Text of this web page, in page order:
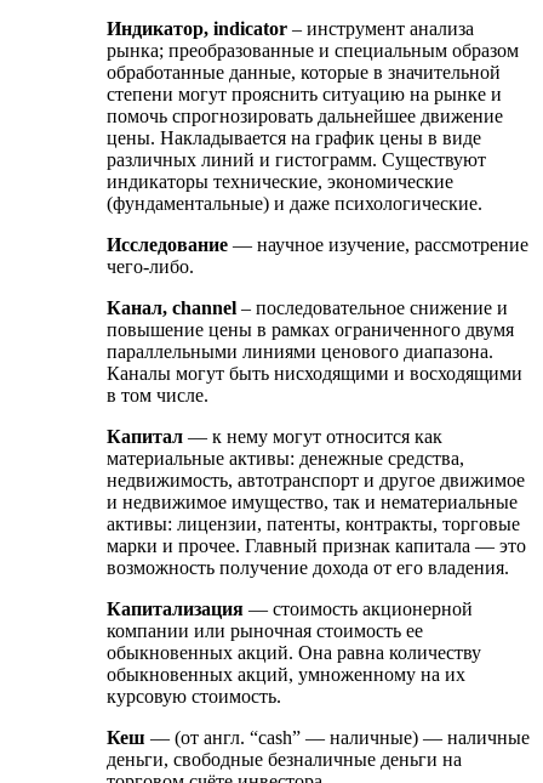
Индикатор, indicator – инструмент анализа
рынка; преобразованные и специальным образом
обработанные данные, которые в значительной
степени могут прояснить ситуацию на рынке и
помочь спрогнозировать дальнейшее движение
цены. Накладывается на график цены в виде
различных линий и гистограмм. Существуют
индикаторы технические, экономические
(фундаментальные) и даже психологические.
Исследование — научное изучение, рассмотрение
чего-либо.
Канал, channel – последовательное снижение и
повышение цены в рамках ограниченного двумя
параллельными линиями ценового диапазона.
Каналы могут быть нисходящими и восходящими
в том числе.
Капитал — к нему могут относится как
материальные активы: денежные средства,
недвижимость, автотранспорт и другое движимое
и недвижимое имущество, так и нематериальные
активы: лицензии, патенты, контракты, торговые
марки и прочее. Главный признак капитала — это
возможность получение дохода от его владения.
Капитализация — стоимость акционерной
компании или рыночная стоимость ее
обыкновенных акций. Она равна количеству
обыкновенных акций, умноженному на их
курсовую стоимость.
Кеш — (от англ. “cash” — наличные) — наличные
деньги, свободные безналичные деньги на